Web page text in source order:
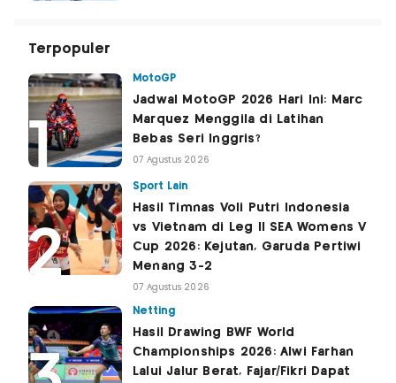
Terpopuler
MotoGP
Jadwal MotoGP 2026 Hari Ini: Marc
Marquez Menggila di Latihan
Bebas Seri Inggris?
07 Agustus 2026
Sport Lain
Hasil Timnas Voli Putri Indonesia
vs Vietnam di Leg II SEA Womens V
Cup 2026: Kejutan, Garuda Pertiwi
Menang 3-2
07 Agustus 2026
Netting
Hasil Drawing BWF World
Championships 2026: Alwi Farhan
Lalui Jalur Berat, Fajar/Fikri Dapat